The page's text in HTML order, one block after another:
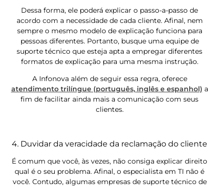
Dessa forma, ele poderá explicar o passo-a-passo de
acordo com a necessidade de cada cliente. Afinal, nem
sempre o mesmo modelo de explicação funciona para
pessoas diferentes. Portanto, busque uma equipe de
suporte técnico que esteja apta a empregar diferentes
formatos de explicação para uma mesma instrução.
A Infonova além de seguir essa regra, oferece
atendimento trilíngue (português, inglês e espanhol) a
fim de facilitar ainda mais a comunicação com seus
clientes.
4. Duvidar da veracidade da reclamação do cliente
É comum que você, às vezes, não consiga explicar direito
qual é o seu problema. Afinal, o especialista em TI não é
você. Contudo, algumas empresas de suporte técnico de